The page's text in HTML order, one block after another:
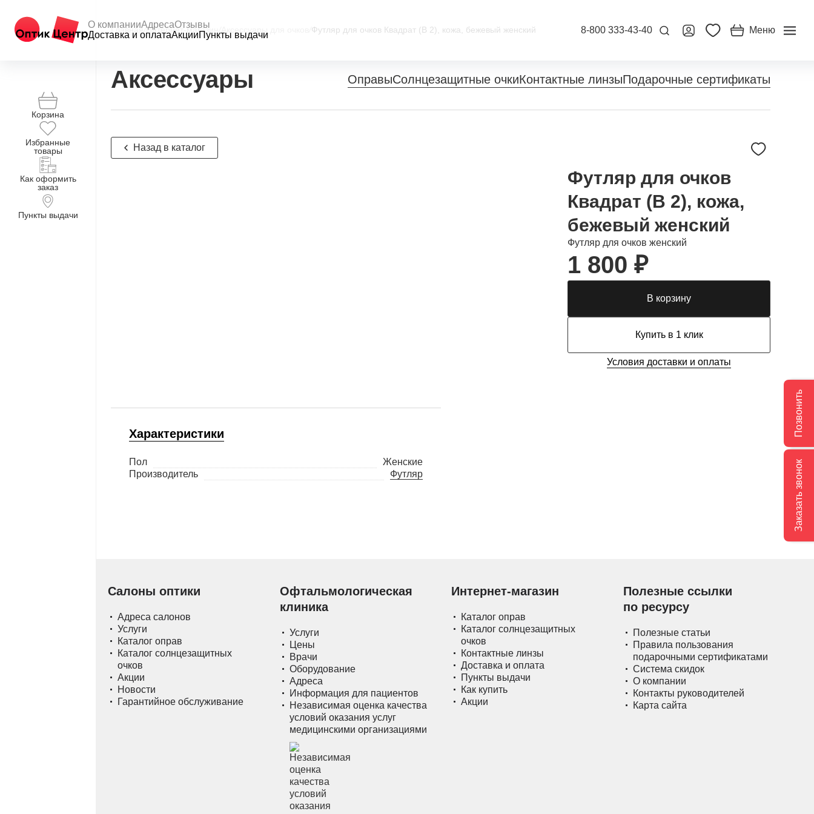
О компанииАдресаОтзывы
Доставка и оплатаАкцииПункты выдачи 8-800 333-43-40 Меню
Корзина
Избранные
товары
Как оформить
заказ
Пункты выдачи
Главная Интернет-магазин Футляр для очков Квадрат (В 2), кожа, бежевый женский
Аксессуары ОправыСолнцезащитные очкиКонтактные линзыПодарочные сертификаты
Назад в каталог
Футляр для очков
Квадрат (В 2), кожа,
бежевый женский
Футляр для очков женский
1 800 ₽
В корзину
Купить в 1 клик
Условия доставки и оплаты
Характеристики
Пол
Женские
Производитель
Футляр
Салоны оптики
Адреса салонов
Услуги
Каталог оправ
Каталог солнцезащитных
очков
Акции
Новости
Гарантийное обслуживание
Офтальмологическая
клиника
Услуги
Цены
Врачи
Оборудование
Адреса
Информация для пациентов
Независимая оценка качества
условий оказания услуг
медицинскими организациями
Интернет-магазин
Каталог оправ
Каталог солнцезащитных
очков
Контактные линзы
Доставка и оплата
Пункты выдачи
Как купить
Акции
Полезные ссылки
по ресурсу
Полезные статьи
Правила пользования
подарочными сертификатами
Система скидок
О компании
Контакты руководителей
Карта сайта
Заказать звонок
Позвонить